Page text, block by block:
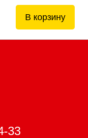
В корзину
33